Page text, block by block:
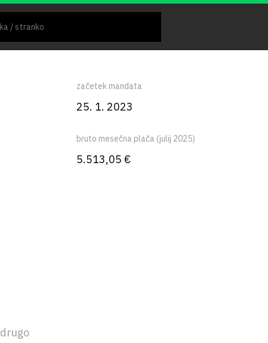
začetek mandata
25. 1. 2023
bruto mesečna plača (julij 2025)
5.513,05 €
drugo